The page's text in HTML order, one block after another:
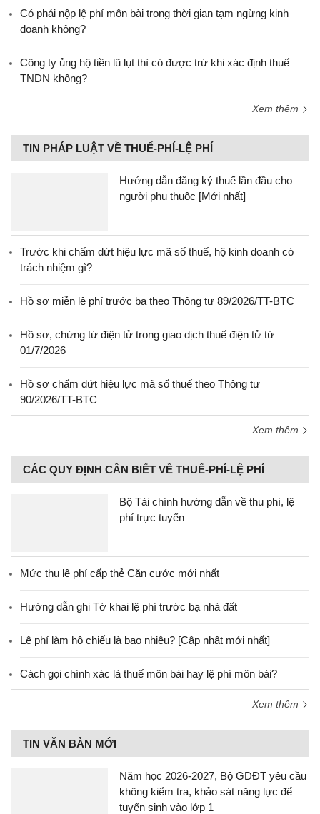
Có phải nộp lệ phí môn bài trong thời gian tạm ngừng kinh
doanh không?
Công ty ủng hộ tiền lũ lụt thì có được trừ khi xác định thuế
TNDN không?
Xem thêm
TIN PHÁP LUẬT VỀ THUẾ-PHÍ-LỆ PHÍ
Hướng dẫn đăng ký thuế lần đầu cho
người phụ thuộc [Mới nhất]
Trước khi chấm dứt hiệu lực mã số thuế, hộ kinh doanh có
trách nhiệm gì?
Hồ sơ miễn lệ phí trước bạ theo Thông tư 89/2026/TT-BTC
Hồ sơ, chứng từ điện tử trong giao dịch thuế điện tử từ
01/7/2026
Hồ sơ chấm dứt hiệu lực mã số thuế theo Thông tư
90/2026/TT-BTC
Xem thêm
CÁC QUY ĐỊNH CẦN BIẾT VỀ THUẾ-PHÍ-LỆ PHÍ
Bộ Tài chính hướng dẫn về thu phí, lệ
phí trực tuyến
Mức thu lệ phí cấp thẻ Căn cước mới nhất
Hướng dẫn ghi Tờ khai lệ phí trước bạ nhà đất
Lệ phí làm hộ chiếu là bao nhiêu? [Cập nhật mới nhất]
Cách gọi chính xác là thuế môn bài hay lệ phí môn bài?
Xem thêm
TIN VĂN BẢN MỚI
Năm học 2026-2027, Bộ GDĐT yêu cầu
không kiểm tra, khảo sát năng lực để
tuyển sinh vào lớp 1